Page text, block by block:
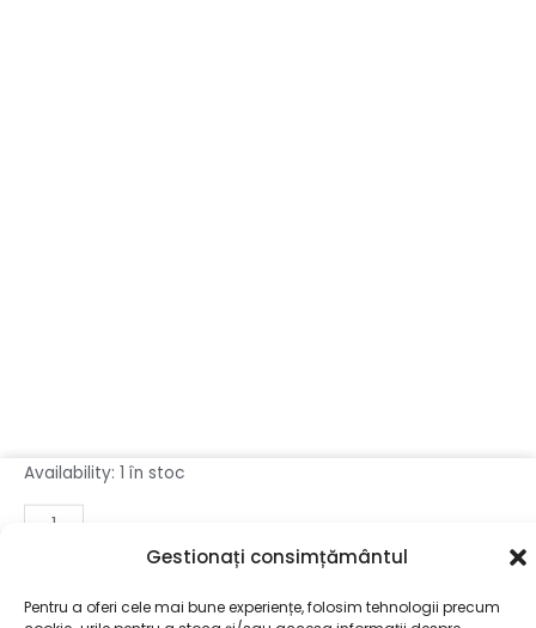
Gestionați consimțământul
Pentru a oferi cele mai bune experiențe, folosim tehnologii precum
Availability: 1 în stoc
Cantitate
SET
SCAUNE
ADAUGĂ ÎN COȘ